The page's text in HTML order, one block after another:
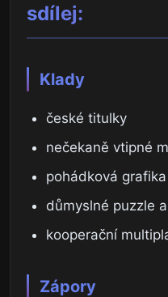
sdílej:
Klady
české titulky
nečekaně vtipné
pohádková
důmyslné puzzle
kooperační
Zápory